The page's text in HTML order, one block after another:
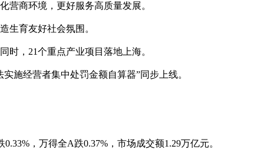
营商环境，更好服务高质量发展。
生育友好社会氛围。
时，21个重点产业项目落地上海。
施经营者集中处罚金额自算器”同步上线。
，万得全A跌0.37%，市场成交额1.29万亿元。